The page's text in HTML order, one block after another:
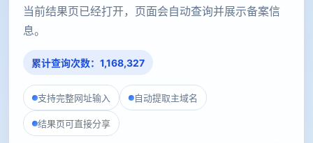
当前结果页已经打开，页面会自动查询并展示备案信
息。
累计查询次数：1,168,327
支持完整网址输入 自动提取主域名
结果页可直接分享